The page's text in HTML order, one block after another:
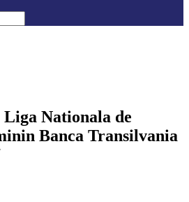
Nationala de
Banca Transilvania